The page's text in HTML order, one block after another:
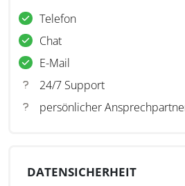
Telefon
Chat
E-Mail
24/7 Support
persönlicher
DATENSICHERHEIT